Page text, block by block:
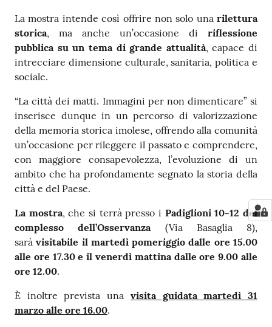
La mostra intende così offrire non solo una rilettura
storica, ma anche un’occasione di riflessione
pubblica su un tema di grande attualità, capace di
intrecciare dimensione culturale, sanitaria, politica e
sociale.
“La città dei matti. Immagini per non dimenticare” si
inserisce dunque in un percorso di valorizzazione
della memoria storica imolese, offrendo alla comunità
un’occasione per rileggere il passato e comprendere,
con maggiore consapevolezza, l’evoluzione di un
ambito che ha profondamente segnato la storia della
città e del Paese.
La mostra, che si terrà presso i Padiglioni 10-12 del
complesso dell’Osservanza (Via Basaglia 8),
saràvisitabile il martedì pomeriggio dalle ore 15.00
alle ore 17.30 e il venerdì mattina dalle ore 9.00 alle
ore 12.00.
È inoltre prevista una visita guidatamartedì 31
marzo alle ore 16.00.